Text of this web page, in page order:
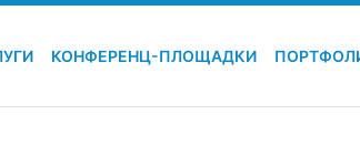
КОНФЕРЕНЦ-ПЛОЩАДКИ